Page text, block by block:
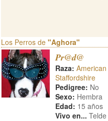
Los Perros de "Aghora"
Pr@d@
Raza: American
Staffordshire
Pedigree: No
Sexo: Hembra
Edad: 15 años
Vivo en... Telde